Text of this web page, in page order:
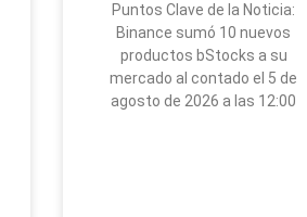
Puntos Clave de la Noticia:
Binance sumó 10 nuevos
productos bStocks a su
mercado al contado el 5 de
agosto de 2026 a las 12:00